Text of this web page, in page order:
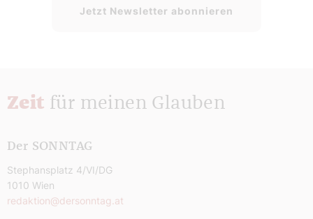
Jetzt Newsletter abonnieren
Zeit für meinen Glauben
Der SONNTAG
Stephansplatz 4/VI/DG
1010 Wien
redaktion@dersonntag.at